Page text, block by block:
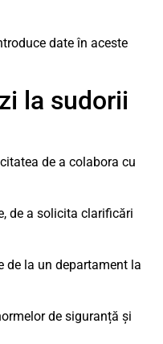
date în aceste
la sudorii
de a colabora cu
de a solicita clarificări
de la un departament la
de siguranță și